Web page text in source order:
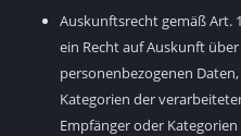
Auskunftsrecht gemäß Art.
ein Recht auf Auskunft
personenbezogenen
Kategorien der
Empfänger oder